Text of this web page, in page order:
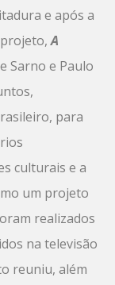
e após a
projeto,A
Sarno e Paulo
para
culturais e a
um projeto
realizados
na televisão
reuniu, além